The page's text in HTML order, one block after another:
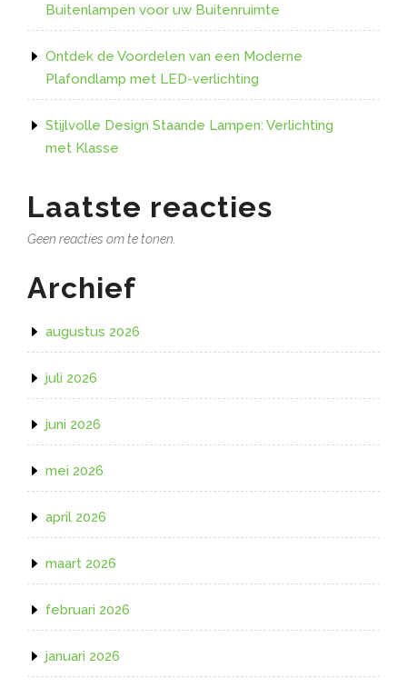
Buitenlampen voor uw Buitenruimte
Ontdek de Voordelen van een Moderne
Plafondlamp met LED-verlichting
Stijlvolle Design Staande Lampen: Verlichting
met Klasse
Laatste reacties
Geen reacties om te tonen.
Archief
augustus 2026
juli 2026
juni 2026
mei 2026
april 2026
maart 2026
februari 2026
januari 2026